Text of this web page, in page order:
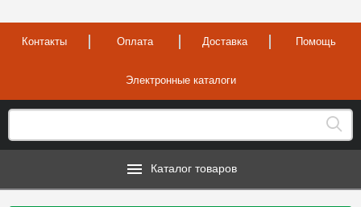
Контакты Оплата Доставка Помощь
Электронные каталоги
Каталог товаров